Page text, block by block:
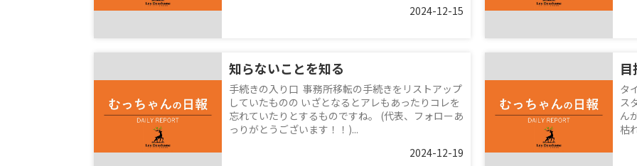
2024-12-15
知らないことを知る
手続きの入り口 事務所移転の手続きをリストアップ
していたものの いざとなるとアレもあったりコレを
忘れていたりとするものですね。 (代表、フォローあ
っりがとうございます！！)...
2024-12-19
タ
ス
ん
枯